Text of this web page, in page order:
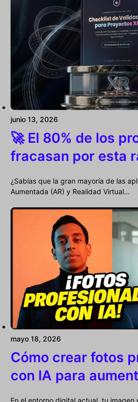
junio 13, 2026
🚀 El 80% de los
fracasan por esta
¿Sabías que la gran mayoría de las
Aumentada (AR) y Realidad Virtual…
mayo 18, 2026
Cómo crear fotos
con IA para
En el entorno digital actual, tu